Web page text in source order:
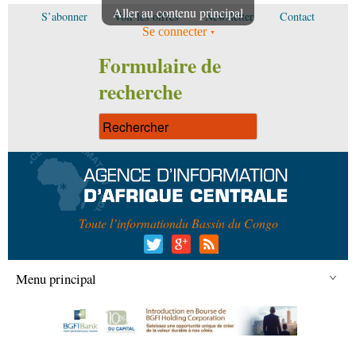
Aller au contenu principal
S’abonner Voir les offres Newsletter Contact
Se connecter
Formulaire de
recherche
Toute l’informationdu Bassin du Congo
Menu principal